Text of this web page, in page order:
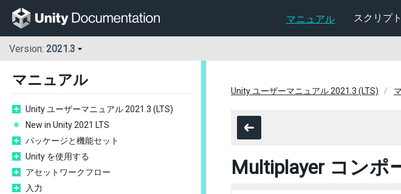
マニュアル スクリプ
Version: 2021.3
マニュアル
Unity ユーザーマニュアル 2021.3 (LTS)
New in Unity 2021 LTS
パッケージと機能セット
Unity を使用する
アセットワークフロー
入力
Unity ユーザーマニュアル 2021.3 (LTS)
Multiplayer コンポ